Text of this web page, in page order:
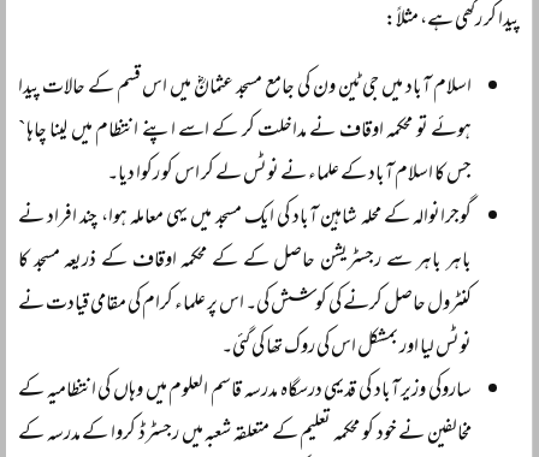
پیدا کر رکھی ہے، مثلاً:
اسلام آباد میں جی ٹین ون کی جامع مسجد عثمانؓ میں اس قسم کے حالات پیدا
ہوئے تو محکمہ اوقاف نے مداخلت کر کے اسے اپنے انتظام میں لینا چاہا`
جس کا اسلام آباد کے علماء نے نوٹس لے کر اس کو رکوا دیا۔
گوجرانوالہ کے محلہ شاہین آباد کی ایک مسجد میں یہی معاملہ ہوا، چند افراد نے
باہر باہر سے رجسٹریشن حاصل کے کے محکمہ اوقاف کے ذریعہ مسجد کا
کنٹرول حاصل کرنے کی کوشش کی۔ اس پر علماء کرام کی مقامی قیادت نے
نوٹس لیا اور بمشکل اس کی روک تھا کی گئی۔
ساروکی وزیر آباد کی قدیمی درسگاہ مدرسہ قاسم العلوم میں وہاں کی انتظامیہ کے
مخالفین نے خود کو محکمہ تعلیم کے متعلقہ شعبہ میں رجسٹرڈ کروا کے مدرسہ کے